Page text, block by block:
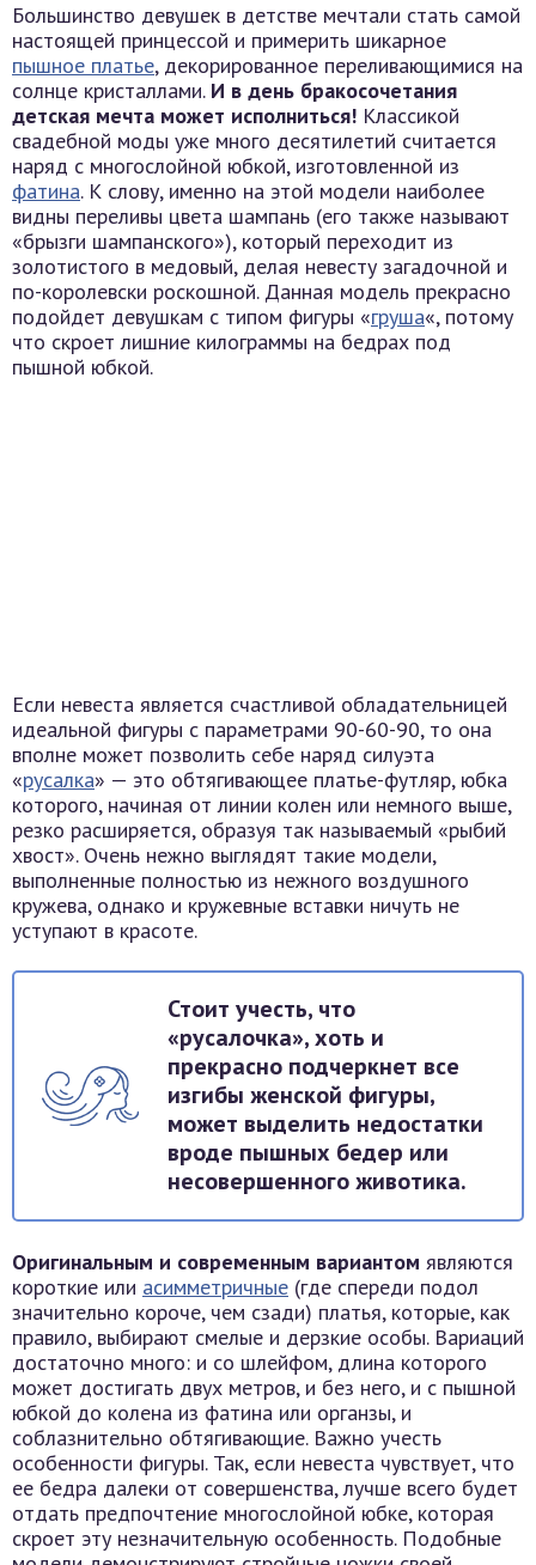
Большинство девушек в детстве мечтали стать самой
настоящей принцессой и примерить шикарное
пышное платье, декорированное переливающимися на
солнце кристаллами. И в день бракосочетания
детская мечта может исполниться! Классикой
свадебной моды уже много десятилетий считается
наряд с многослойной юбкой, изготовленной из
фатина. К слову, именно на этой модели наиболее
видны переливы цвета шампань (его также называют
«брызги шампанского»), который переходит из
золотистого в медовый, делая невесту загадочной и
по-королевски роскошной. Данная модель прекрасно
подойдет девушкам с типом фигуры «груша«, потому
что скроет лишние килограммы на бедрах под
пышной юбкой.
Если невеста является счастливой обладательницей
идеальной фигуры с параметрами 90-60-90, то она
вполне может позволить себе наряд силуэта
«русалка» — это обтягивающее платье-футляр, юбка
которого, начиная от линии колен или немного выше,
резко расширяется, образуя так называемый «рыбий
хвост». Очень нежно выглядят такие модели,
выполненные полностью из нежного воздушного
кружева, однако и кружевные вставки ничуть не
уступают в красоте.
Стоит учесть, что
«русалочка», хоть и
прекрасно подчеркнет все
изгибы женской фигуры,
может выделить недостатки
вроде пышных бедер или
несовершенного животика.
Оригинальным и современным вариантом являются
короткие или асимметричные (где спереди подол
значительно короче, чем сзади) платья, которые, как
правило, выбирают смелые и дерзкие особы. Вариаций
достаточно много: и со шлейфом, длина которого
может достигать двух метров, и без него, и с пышной
юбкой до колена из фатина или органзы, и
соблазнительно обтягивающие. Важно учесть
особенности фигуры. Так, если невеста чувствует, что
ее бедра далеки от совершенства, лучше всего будет
отдать предпочтение многослойной юбке, которая
скроет эту незначительную особенность. Подобные